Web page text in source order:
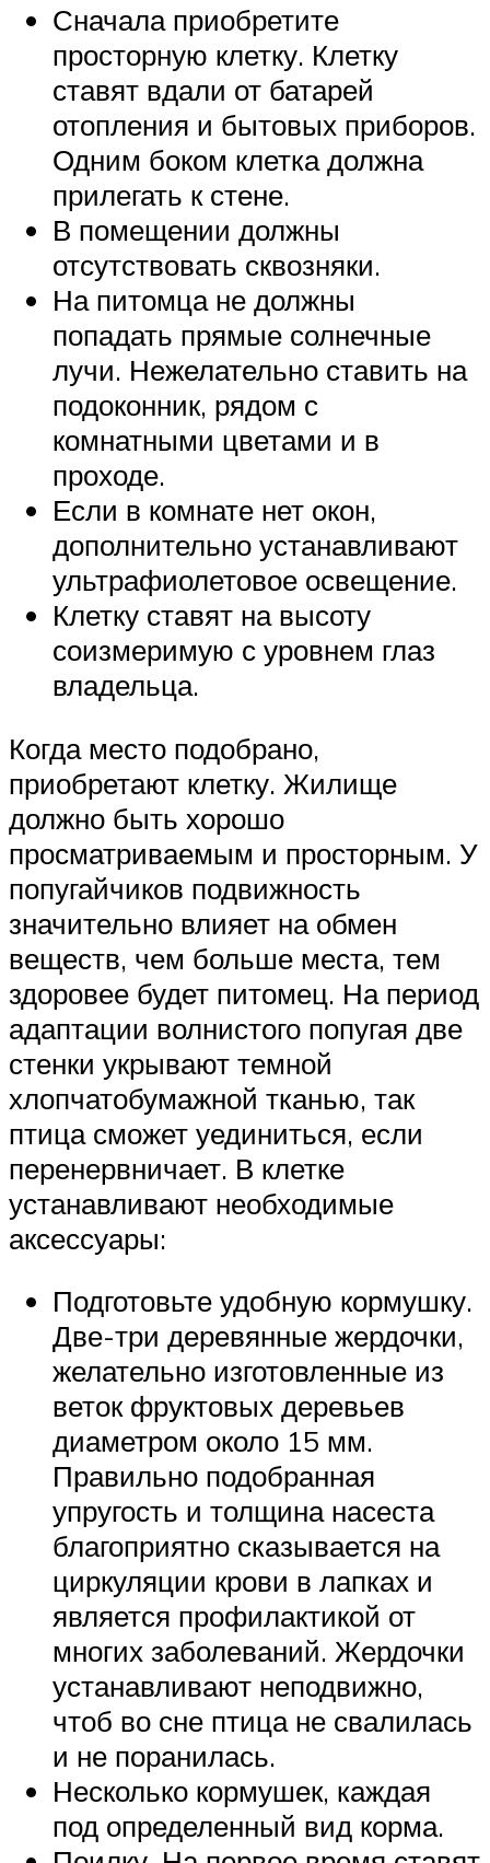
Сначала приобретите
просторную клетку. Клетку
ставят вдали от батарей
отопления и бытовых приборов.
Одним боком клетка должна
прилегать к стене.
В помещении должны
отсутствовать сквозняки.
На питомца не должны
попадать прямые солнечные
лучи. Нежелательно ставить на
подоконник, рядом с
комнатными цветами и в
проходе.
Если в комнате нет окон,
дополнительно устанавливают
ультрафиолетовое освещение.
Клетку ставят на высоту
соизмеримую с уровнем глаз
владельца.
Когда место подобрано,
приобретают клетку. Жилище
должно быть хорошо
просматриваемым и просторным. У
попугайчиков подвижность
значительно влияет на обмен
веществ, чем больше места, тем
здоровее будет питомец. На период
адаптации волнистого попугая две
стенки укрывают темной
хлопчатобумажной тканью, так
птица сможет уединиться, если
перенервничает. В клетке
устанавливают необходимые
аксессуары:
Подготовьте удобную кормушку.
Две-три деревянные жердочки,
желательно изготовленные из
веток фруктовых деревьев
диаметром около 15 мм.
Правильно подобранная
упругость и толщина насеста
благоприятно сказывается на
циркуляции крови в лапках и
является профилактикой от
многих заболеваний. Жердочки
устанавливают неподвижно,
чтоб во сне птица не свалилась
и не поранилась.
Несколько кормушек, каждая
под определенный вид корма.